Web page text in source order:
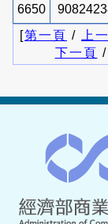
6650
[第一頁 / 上
下一頁 /